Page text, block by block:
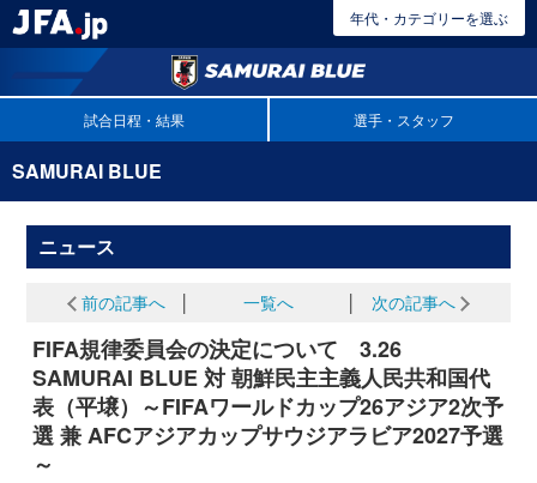
年代・カテゴリーを選ぶ
試合日程・結果 選手・スタッフ
SAMURAI BLUE
ニュース
前の記事へ 一覧へ 次の記事へ
FIFA規律委員会の決定について 3.26
SAMURAI BLUE 対 朝鮮民主主義人民共和国代
表（平壌）～FIFAワールドカップ26アジア2次予
選 兼 AFCアジアカップサウジアラビア2027予選
～